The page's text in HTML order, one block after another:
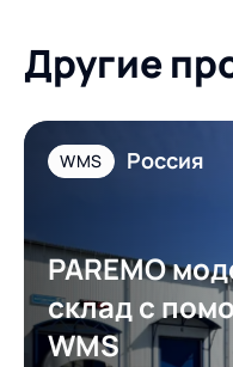
Другие
WMS Россия
PAREMO
склад с
WMS